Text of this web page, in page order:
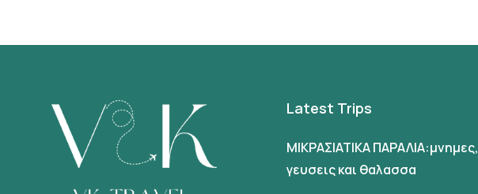
Latest Trips
ΜΙΚΡΑΣΙΑΤΙΚΑ ΠΑΡΑΛΙΑ:μνημες,
γευσεις και θαλασσα